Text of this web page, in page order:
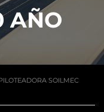
AÑO
SOILMEC